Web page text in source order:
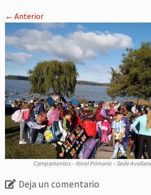
← Anterior
Campamentos – Nivel Primario – Sede
Deja un comentario